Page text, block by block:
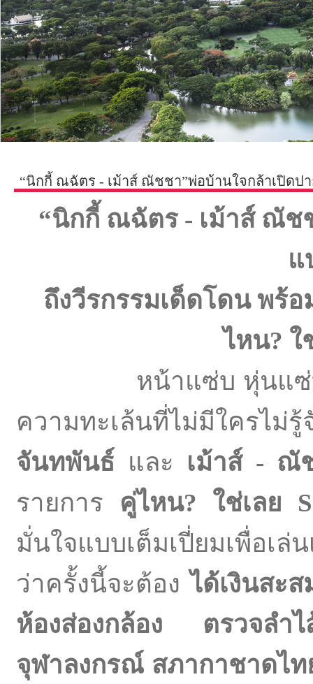
“นิกกี้ ณฉัตร - เม้าส์ ณัชชา”พ่อบ้านใจกล้าเปิดป
“นิกกี้ ณฉัตร - เม้าส์ ณัช
แ
ถึงวีรกรรมเด็ดโดน พร้
ไหน? ใ
หน้าแซ่บ หุ่นแซ่บจริง
ความทะเล้นที่ไม่มีใครไม่
จันทพันธ์ และ เม้าส์ - ณั
รายการ คู่ไหน? ใช่เลย
มั่นใจแบบเต็มเปี่ยมเพื่อเล่
ว่าครั้งนี้จะต้องได้เงินสะ
ห้องส่องกล้อง ตรวจลำ
จุฬาลงกรณ์ สภากาชาดไท